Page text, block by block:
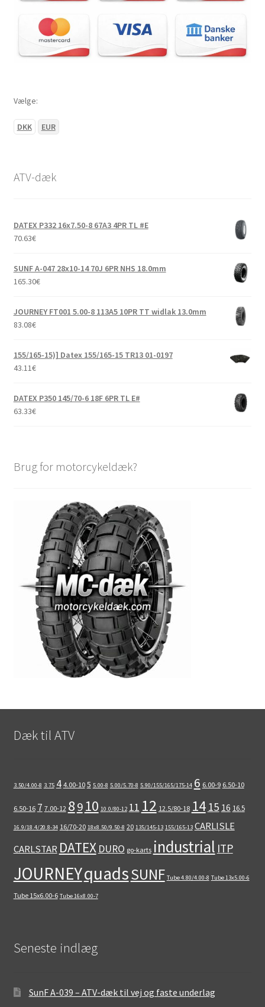
Vælge:
DKK EUR
ATV-dæk
DATEX P332 16x7.50-8 67A3 4PR TL #E
70.63€
SUNF A-047 28x10-14 70J 6PR NHS 18.0mm
165.30€
JOURNEY FT001 5.00-8 113A5 10PR TT widlak 13.0mm
83.08€
155/165-15)] Datex 155/165-15 TR13 01-0197
43.11€
DATEX P350 145/70-6 18F 6PR TL E#
63.33€
Brug for motorcykeldæk?
Dæk til ATV
3.50/4.00-8 3.75 4 4.00-10 5 5.00-8 5.00/5.70-8 5.90/155/165/175-14 6 6.00-9 6.50-10
6.50-16 7 7.00-12 89 10 10.0/80-12 11 12 12.5/80-18 14 15 16 16.5
16.9/18.4/20.8-34 16/70-20 18x8.50/9.50-8 20 135/145-13 155/165-13 CARLISLE
CARLSTAR DATEX DURO go-karts industrial ITP
JOURNEYquadsSUNF Tube 4.80/4.00-8 Tube 13x5.00-6
Tube 15x6.00-6 Tube 16x8.00-7
Seneste indlæg
SunF A-039 – ATV-dæk til vej og faste underlag